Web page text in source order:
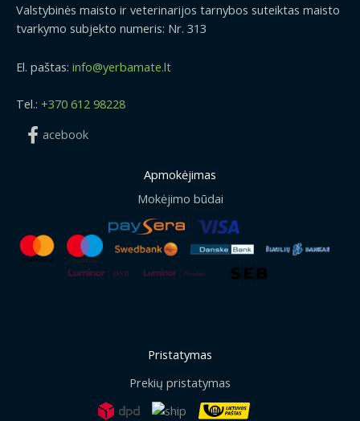
Valstybinės maisto ir veterinarijos tarnybos suteiktas maisto
tvarkymo subjekto numeris: Nr. 313
El. paštas: info@yerbamate.lt
Tel.: +370 612 98228
acebook
Apmokėjimas
Mokėjimo būdai
Pristatymas
Prekių pristatymas